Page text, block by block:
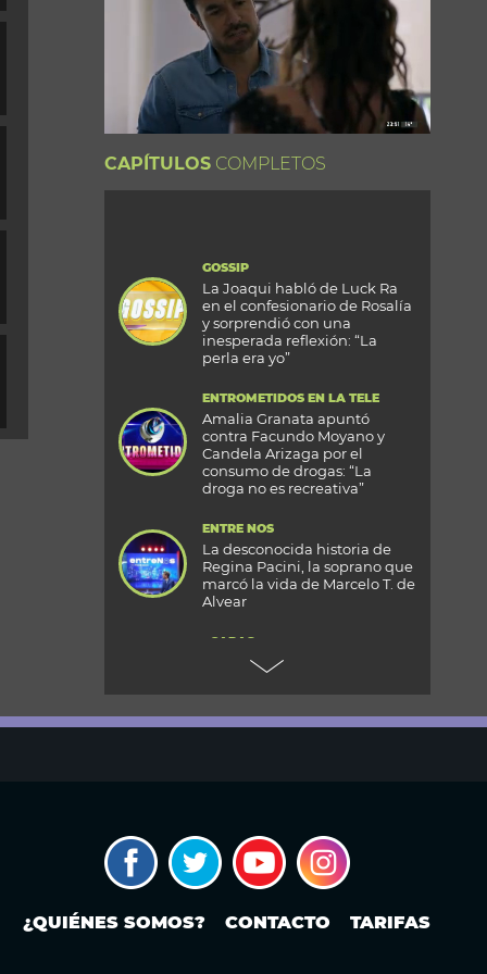
CAPÍTULOS COMPLETOS
GOSSIP
La Joaqui habló de Luck Ra
en el confesionario de Rosalía
y sorprendió con una
inesperada reflexión: “La
perla era yo”
ENTROMETIDOS EN LA TELE
Amalia Granata apuntó
contra Facundo Moyano y
Candela Arizaga por el
consumo de drogas: “La
droga no es recreativa”
ENTRE NOS
La desconocida historia de
Regina Pacini, la soprano que
marcó la vida de Marcelo T. de
Alvear
+CARAS
Gala 33 Aniversario de Caras:
fiesta en el Palacio
Reconquista
MODO FONTEVECCHIA
El Papa León XIV visitará la
¿cuándo? ¿En qué ciudades o
¿QUIÉNES SOMOS? CONTACTO TARIFAS